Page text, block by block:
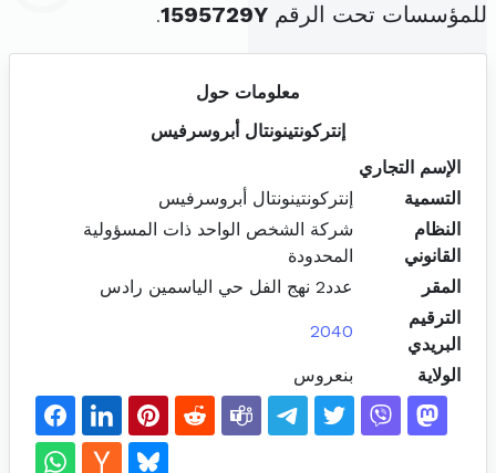
للمؤسسات تحت الرقم 1595729Y
.
معلومات حول
إنتركونتينونتال أبروسرفيس
الإسم التجاري
التسمية
إنتركونتينونتال أبروسرفيس
النظام
القانوني
شركة الشخص الواحد ذات المسؤولية
المحدودة
المقر
عدد2 نهج الفل حي الياسمين رادس
الترقيم
البريدي
2040
الولاية بنعروس